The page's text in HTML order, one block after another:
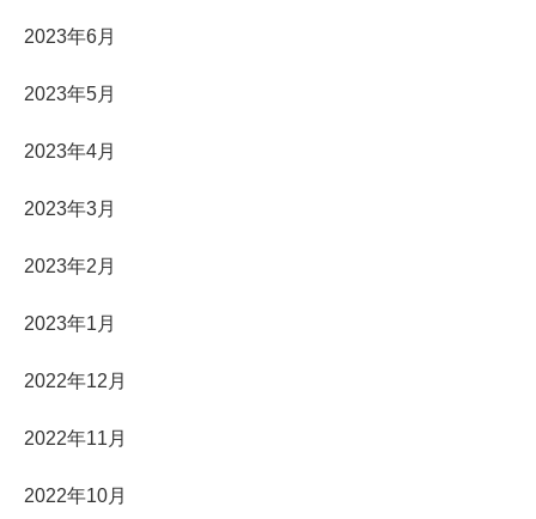
2023年6月
2023年5月
2023年4月
2023年3月
2023年2月
2023年1月
2022年12月
2022年11月
2022年10月